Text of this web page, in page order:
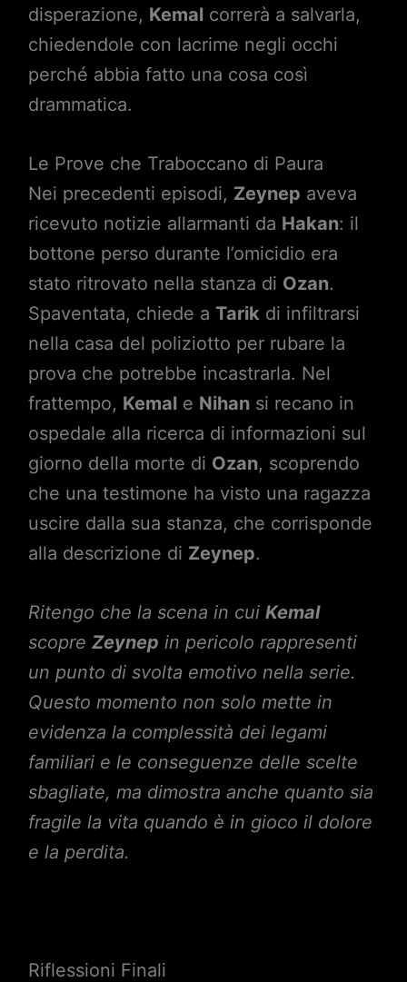
disperazione, Kemalcorrerà a salvarla,
chiedendole con lacrime negli occhi
perché abbia fatto una cosa così
drammatica.
Le Prove che Traboccano di Paura
Nei precedenti episodi, Zeynep aveva
ricevuto notizie allarmanti da Hakan: il
bottone perso durante l’omicidio era
stato ritrovato nella stanza di Ozan.
Spaventata, chiede a Tarikdi infiltrarsi
nella casa del poliziotto per rubare la
prova che potrebbe incastrarla. Nel
frattempo, Kemale Nihansi recano in
ospedale alla ricerca di informazioni sul
giorno della morte di Ozan, scoprendo
che una testimone ha visto una ragazza
uscire dalla sua stanza, che corrisponde
alla descrizione di Zeynep.
Ritengo che la scena in cui Kemal
scopre Zeynep in pericolo rappresenti
un punto di svolta emotivo nella serie.
Questo momento non solo mette in
evidenza la complessità dei legami
familiari e le conseguenze delle scelte
sbagliate, ma dimostra anche quanto sia
fragile la vita quando è in gioco il dolore
e la perdita.
Riflessioni Finali